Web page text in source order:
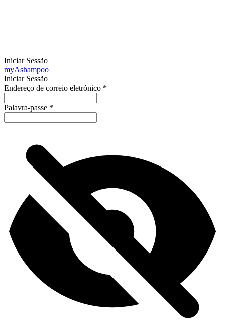
Iniciar Sessão
myAshampoo
Iniciar Sessão
Endereço de correio eletrónico *
Palavra-passe *